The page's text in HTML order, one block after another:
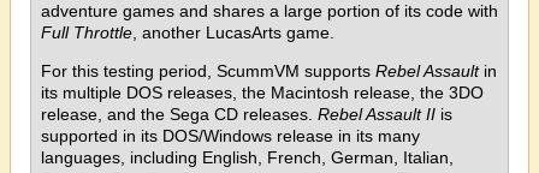
adventure games and shares a large portion of its code with
Full Throttle , another LucasArts game.
For this testing period, ScummVM supports Rebel Assaultin
its multiple DOS releases, the Macintosh release, the 3DO
release, and the Sega CD releases. Rebel Assault II is
supported in its DOS/Windows release in its many
languages, including English, French, German, Italian,